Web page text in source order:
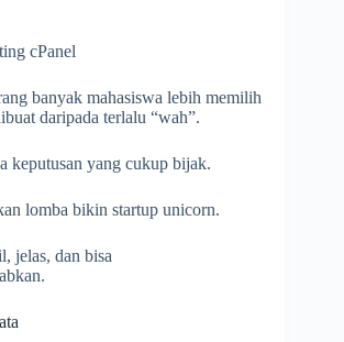
cPanel
banyak mahasiswa lebih memilih
daripada terlalu “wah”.
keputusan yang cukup bijak.
lomba bikin startup unicorn.
jelas, dan bisa